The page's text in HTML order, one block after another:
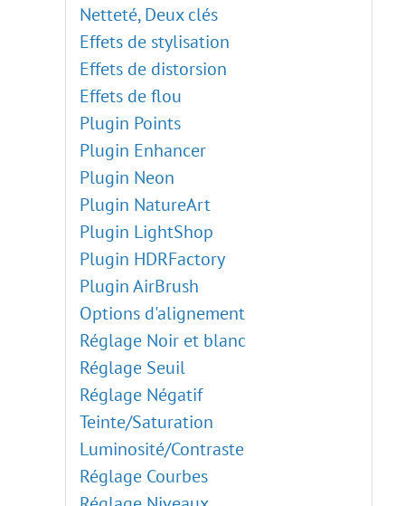
Netteté, Deux clés
Effets de stylisation
Effets de distorsion
Effets de flou
Plugin Points
Plugin Enhancer
Plugin Neon
Plugin NatureArt
Plugin LightShop
Plugin HDRFactory
Plugin AirBrush
Options d'alignement
Réglage Noir et blanc
Réglage Seuil
Réglage Négatif
Teinte/Saturation
Luminosité/Contraste
Réglage Courbes